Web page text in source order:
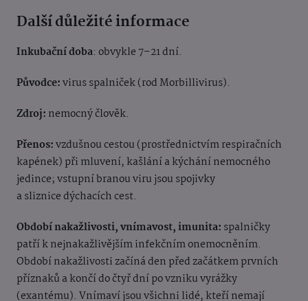
Další důležité informace
Inkubační doba: obvykle 7–21 dní.
Původce:virus spalniček (rod Morbillivirus).
Zdroj: nemocný člověk.
Přenos:vzdušnou cestou (prostřednictvím respiračních
kapének) při mluvení, kašlání a kýchání nemocného
jedince; vstupní branou viru jsou spojivky
a sliznice dýchacích cest.
Období nakažlivosti, vnímavost, imunita: spalničky
patří k nejnakažlivějším infekčním onemocněním.
Období nakažlivosti začíná den před začátkem prvních
příznaků a končí do čtyř dní po vzniku vyrážky
(exantému). Vnímaví jsou všichni lidé, kteří nemají